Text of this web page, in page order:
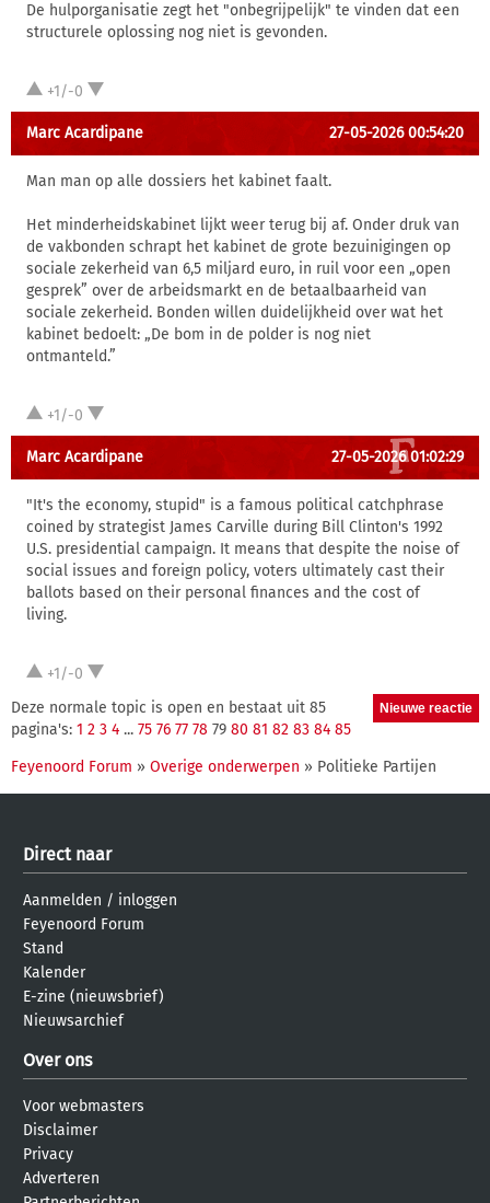
De hulporganisatie zegt het "onbegrijpelijk" te vinden dat een
structurele oplossing nog niet is gevonden.
+1/-0
Marc Acardipane 27-05-2026 00:54:20
Man man op alle dossiers het kabinet faalt.
Het minderheidskabinet lijkt weer terug bij af. Onder druk van
de vakbonden schrapt het kabinet de grote bezuinigingen op
sociale zekerheid van 6,5 miljard euro, in ruil voor een „open
gesprek” over de arbeidsmarkt en de betaalbaarheid van
sociale zekerheid. Bonden willen duidelijkheid over wat het
kabinet bedoelt: „De bom in de polder is nog niet
ontmanteld.”
+1/-0
Marc Acardipane 27-05-2026 01:02:29
"It's the economy, stupid" is a famous political catchphrase
coined by strategist James Carville during Bill Clinton's 1992
U.S. presidential campaign. It means that despite the noise of
social issues and foreign policy, voters ultimately cast their
ballots based on their personal finances and the cost of
living.
+1/-0
Deze normale topic is open en bestaat uit 85
pagina's: 1 2 3 4 ... 75 76 77 78 79 80 81 82 83 84 85
Feyenoord Forum » Overige onderwerpen » Politieke Partijen
Direct naar
Aanmelden / inloggen
Feyenoord Forum
Stand
Kalender
E-zine (nieuwsbrief)
Nieuwsarchief
Over ons
Voor webmasters
Disclaimer
Privacy
Adverteren